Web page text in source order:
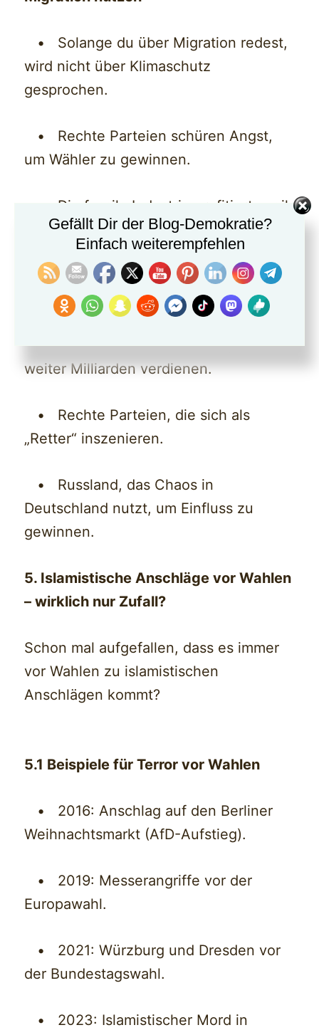
• Solange du über Migration redest,
wird nicht über Klimaschutz
gesprochen.
• Rechte Parteien schüren Angst,
um Wähler zu gewinnen.
• Die fossile Industrie profitiert, weil
niemand ihre Macht hinterfragt.
4.2 Wer gewinnt dadurch?
• Die Öl- und Gaskonzerne, die
weiter Milliarden verdienen.
• Rechte Parteien, die sich als
„Retter“ inszenieren.
• Russland, das Chaos in
Deutschland nutzt, um Einfluss zu
gewinnen.
5. Islamistische Anschläge vor Wahlen
– wirklich nur Zufall?
Schon mal aufgefallen, dass es immer
vor Wahlen zu islamistischen
Anschlägen kommt?
5.1 Beispiele für Terror vor Wahlen
• 2016: Anschlag auf den Berliner
Weihnachtsmarkt (AfD-Aufstieg).
• 2019: Messerangriffe vor der
Europawahl.
• 2021: Würzburg und Dresden vor
der Bundestagswahl.
• 2023: Islamistischer Mord in
Gefällt Dir der Blog-Demokratie?
Einfach weiterempfehlen